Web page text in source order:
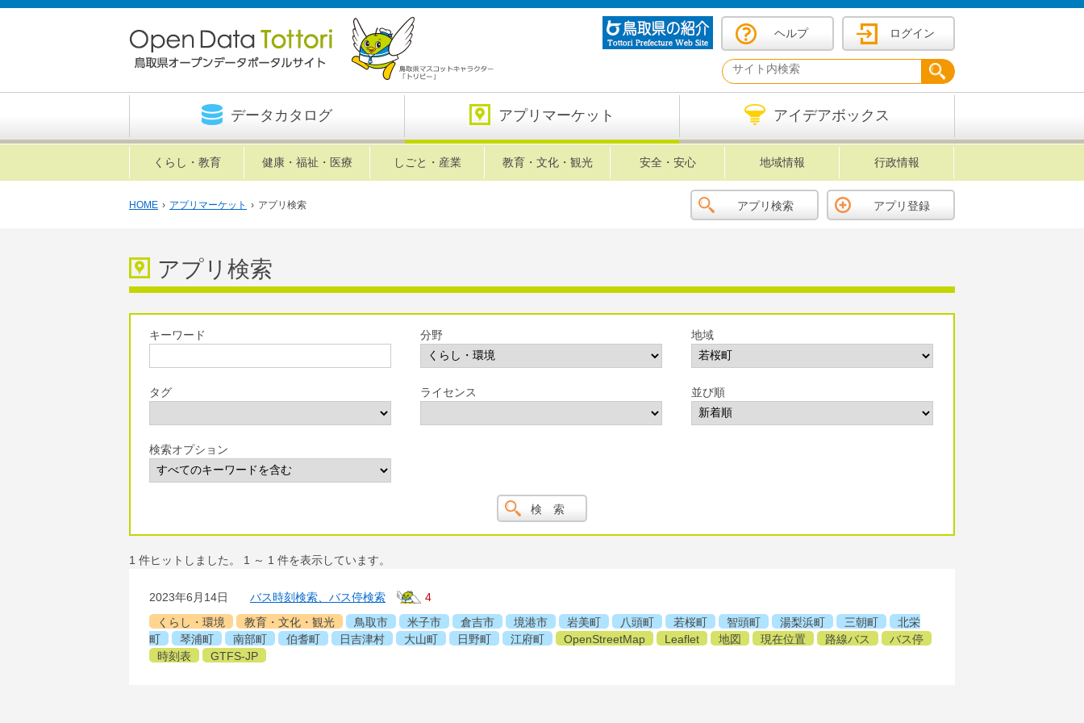
ヘルプ ログイン
データカタログ アプリマーケット アイデアボックス
くらし・教育 健康・福祉・医療 しごと・産業 教育・文化・観光 安全・安心 地域情報 行政情報
HOME › アプリマーケット › アプリ検索 アプリ検索 アプリ登録
アプリ検索
キーワード 分野 地域
タグ ライセンス 並び順
検索オプション
1 件ヒットしました。 1 ～ 1 件を表示しています。
2023年6月14日 バス時刻検索、バス停検索
4
くらし・環境
教育・文化・観光 鳥取市 米子市 倉吉市 境港市 岩美町 八頭町 若桜町 智頭町 湯梨浜町 三朝町
北栄
町
琴浦町 南部町 伯耆町 日吉津村 大山町 日野町 江府町 OpenStreetMap Leaflet 地図 現在位置 路線バス
バス停
時刻表
GTFS-JP